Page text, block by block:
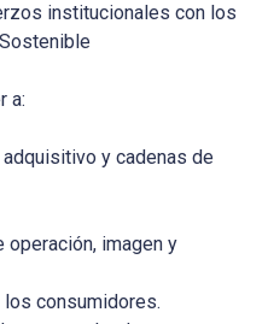
institucionales con los
a:
y cadenas de
operación, imagen y
consumidores.